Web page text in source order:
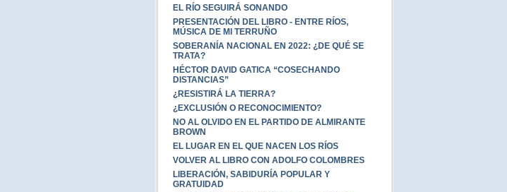
EL RÍO SEGUIRÁ SONANDO
PRESENTACIÓN DEL LIBRO - ENTRE RÍOS,
MÚSICA DE MI TERRUÑO
SOBERANÍA NACIONAL EN 2022: ¿DE QUÉ SE
TRATA?
HÉCTOR DAVID GATICA “COSECHANDO
DISTANCIAS”
¿RESISTIRÁ LA TIERRA?
¿EXCLUSIÓN O RECONOCIMIENTO?
NO AL OLVIDO EN EL PARTIDO DE ALMIRANTE
BROWN
EL LUGAR EN EL QUE NACEN LOS RÍOS
VOLVER AL LIBRO CON ADOLFO COLOMBRES
LIBERACIÓN, SABIDURÍA POPULAR Y
GRATUIDAD